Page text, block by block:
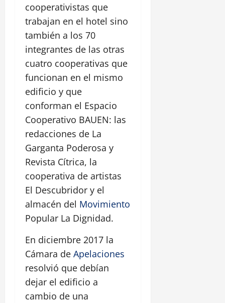
cooperativistas que
trabajan en el hotel sino
también a los 70
integrantes de las otras
cuatro cooperativas que
funcionan en el mismo
edificio y que
conforman el Espacio
Cooperativo BAUEN: las
redacciones de La
Garganta Poderosa y
Revista Cítrica, la
cooperativa de artistas
El Descubridor y el
almacén del Movimiento
Popular La Dignidad.
En diciembre 2017 la
Cámara de Apelaciones
resolvió que debían
dejar el edificio a
cambio de una